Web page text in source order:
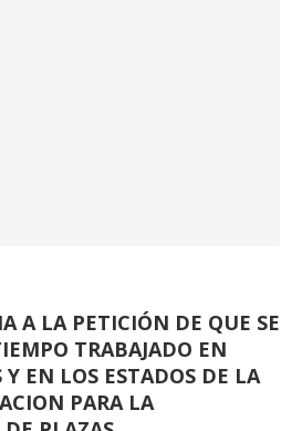
A LA PETICIÓN DE QUE SE
TRABAJADO EN
Y EN LOS ESTADOS DE LA
PARA LA